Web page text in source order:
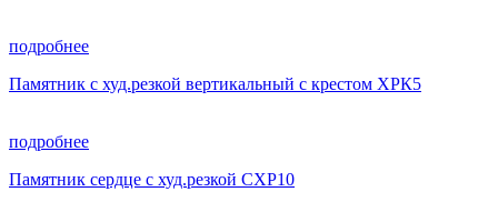
подробнее
Памятник с худ.резкой вертикальный с крестом ХРК5
подробнее
Памятник сердце с худ.резкой СХР10